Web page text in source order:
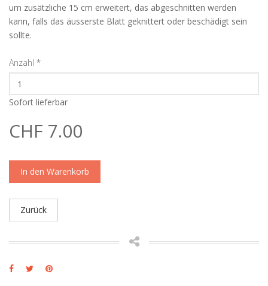
um zusätzliche 15 cm erweitert, das abgeschnitten werden
kann, falls das äusserste Blatt geknittert oder beschädigt sein
sollte.
Anzahl *
Sofort lieferbar
CHF 7.00
In den Warenkorb
Zurück